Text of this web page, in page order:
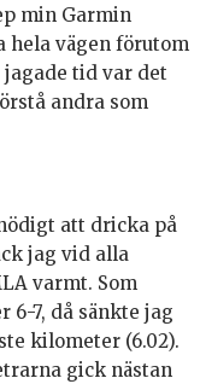
min Garmin
vägen förutom
tid var det
andra som
att dricka på
jag vid alla
varmt. Som
6-7, då sänkte jag
kilometer (6.02).
gick nästan